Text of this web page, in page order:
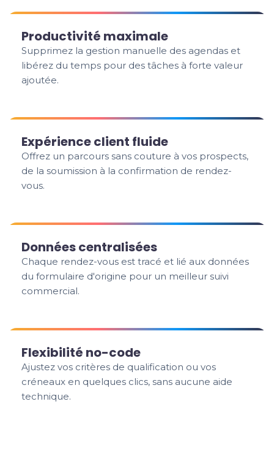
Productivité maximale
Supprimez la gestion manuelle des agendas et
libérez du temps pour des tâches à forte valeur
ajoutée.
Expérience client fluide
Offrez un parcours sans couture à vos prospects,
de la soumission à la confirmation de rendez-
vous.
Données centralisées
Chaque rendez-vous est tracé et lié aux données
du formulaire d'origine pour un meilleur suivi
commercial.
Flexibilité no-code
Ajustez vos critères de qualification ou vos
créneaux en quelques clics, sans aucune aide
technique.